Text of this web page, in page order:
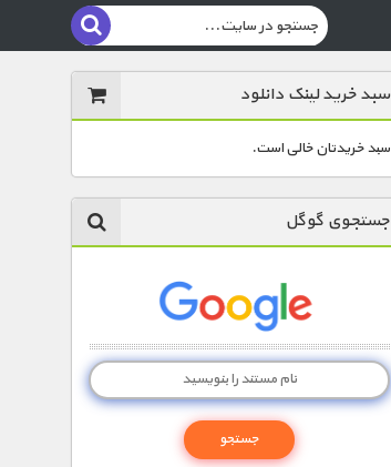
سبد خرید لینک دانلود
سبد خریدتان خالی است.
جستجوی گوگل